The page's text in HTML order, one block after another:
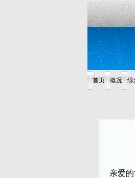
首页 概况 综
亲爱的